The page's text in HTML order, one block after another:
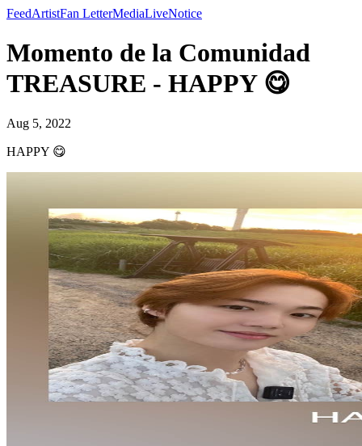
FeedArtistFan LetterMediaLiveNotice
Momento de la Comunidad
TREASURE - HAPPY 😋
Aug 5, 2022
HAPPY 😋